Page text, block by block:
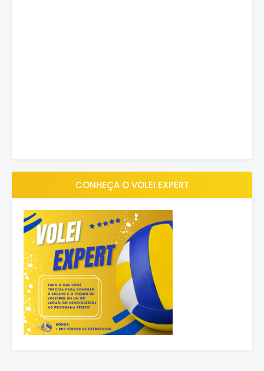
CONHEÇA O VOLEI EXPERT